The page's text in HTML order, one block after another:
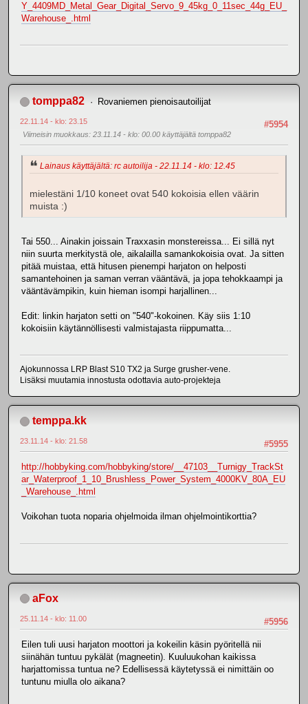
Y_4409MD_Metal_Gear_Digital_Servo_9_45kg_0_11sec_44g_EU_
Warehouse_.html
tomppa82 Rovaniemen pienoisautoilijat
#5954
22.11.14 - klo: 23.15
Viimeisin muokkaus: 23.11.14 - klo: 00.00 käyttäjältä tomppa82
Lainaus käyttäjältä: rc autoilija - 22.11.14 - klo: 12.45
mielestäni 1/10 koneet ovat 540 kokoisia ellen väärin
muista :)
Tai 550... Ainakin joissain Traxxasin monstereissa... Ei sillä nyt
niin suurta merkitystä ole, aikalailla samankokoisia ovat. Ja sitten
pitää muistaa, että hitusen pienempi harjaton on helposti
samantehoinen ja saman verran vääntävä, ja jopa tehokkaampi ja
vääntävämpikin, kuin hieman isompi harjallinen...
Edit: linkin harjaton setti on "540"-kokoinen. Käy siis 1:10
kokoisiin käytännöllisesti valmistajasta riippumatta...
Ajokunnossa LRP Blast S10 TX2 ja Surge grusher-vene.
Lisäksi muutamia innostusta odottavia auto-projekteja
temppa.kk
#5955
23.11.14 - klo: 21.58
http://hobbyking.com/hobbyking/store/__47103__Turnigy_TrackSt
ar_Waterproof_1_10_Brushless_Power_System_4000KV_80A_EU
_Warehouse_.html
Voikohan tuota noparia ohjelmoida ilman ohjelmointikorttia?
aFox
#5956
25.11.14 - klo: 11.00
Eilen tuli uusi harjaton moottori ja kokeilin käsin pyöritellä nii
siinähän tuntuu pykälät (magneetin). Kuuluukohan kaikissa
harjattomissa tuntua ne? Edellisessä käytetyssä ei nimittäin oo
tuntunu miulla olo aikana?